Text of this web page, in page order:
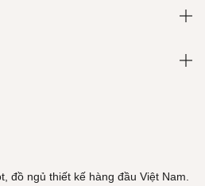
đồ ngủ thiết kế hàng đầu Việt Nam.